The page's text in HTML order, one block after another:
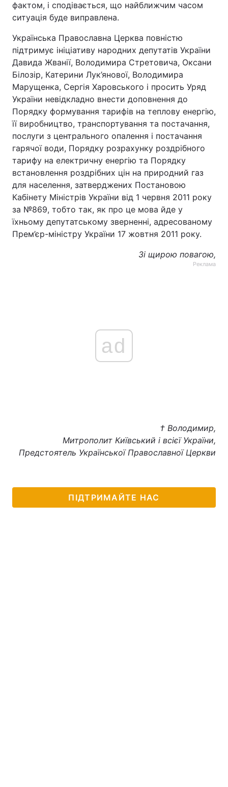
фактом, і сподівається, що найближчим часом
ситуація буде виправлена.
Українська Православна Церква повністю
підтримує ініціативу народних депутатів України
Давида Жванії, Володимира Стретовича, Оксани
Білозір, Катерини Лук’янової, Володимира
Марущенка, Сергія Харовського і просить Уряд
України невідкладно внести доповнення до
Порядку формування тарифів на теплову енергію,
її виробництво, транспортування та постачання,
послуги з центрального опалення і постачання
гарячої води, Порядку розрахунку роздрібного
тарифу на електричну енергію та Порядку
встановлення роздрібних цін на природний газ
для населення, затверджених Постановою
Кабінету Міністрів України від 1 червня 2011 року
за №869, тобто так, як про це мова йде у
їхньому депутатському зверненні, адресованому
Прем’єр-міністру України 17 жовтня 2011 року.
Зі щирою повагою,
Реклама
ad
† Володимир,
Митрополит Київський і всієї України,
Предстоятель Української Православної Церкви
ПІДТРИМАЙТЕ НАС